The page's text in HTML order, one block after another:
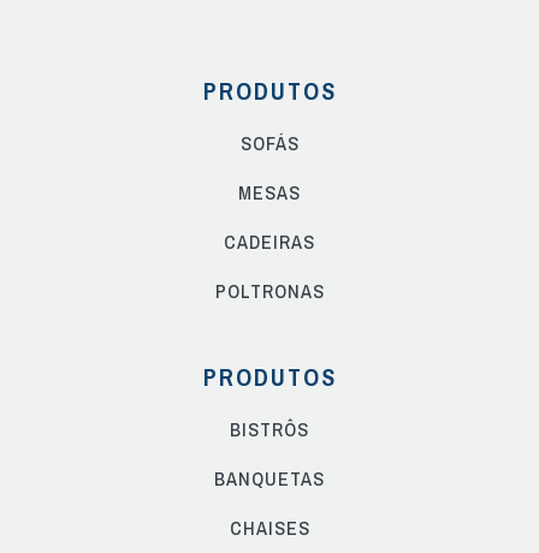
PRODUTOS
SOFÁS
MESAS
CADEIRAS
POLTRONAS
PRODUTOS
BISTRÔS
BANQUETAS
CHAISES